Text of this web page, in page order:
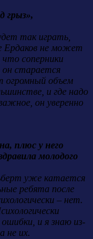
грыз»,
так играть,
Ердаков не может
соперники
он старается
огромный объем
и где надо
он уверенно
плюс у него
молодого
уже катается
ребята после
– нет.
и я знаю из-
не их.